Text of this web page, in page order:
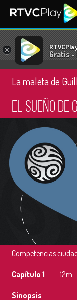
× Gratis -
La maleta de
El sueño de
Competencias
Capítulo 1
12m
Sinopsis